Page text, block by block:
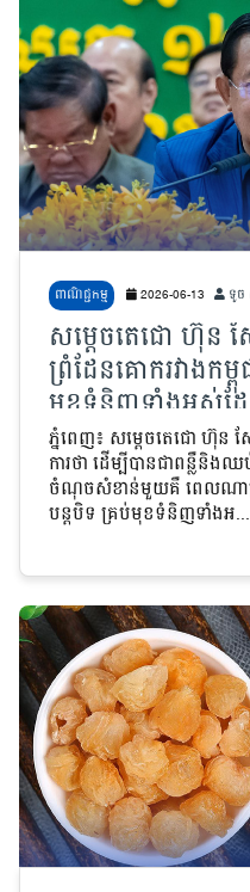
ពាណិជ្ជកម្ម 2026-06-13 ទូច
សម្តេចតេជោ ហ៊ុន
ព្រំដែនគោករវាងកម្
មុខទំនិញទាំងអស់ដ
ព្រំដែនគោក គឺទំនិ
បំផ្លាញជាតិ
ភ្នំពេញ៖ សម្តេចតេជោ ហ៊ុន ស
ការថា ដើម្បីបានជាពន្លឺនិ
ចំណុចសំខាន់មួយគឺ ពេលណាព្រំ
បន្តបិទ គ្រប់មុខទំនិញទាំងអ...